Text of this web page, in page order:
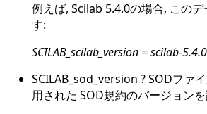
例えば, Scilab 5.4.0の場合, この
す:
SCILAB_scilab_version = scilab-5.4.0
SCILAB_sod_version ? SODファ
用された SOD規約のバージョン